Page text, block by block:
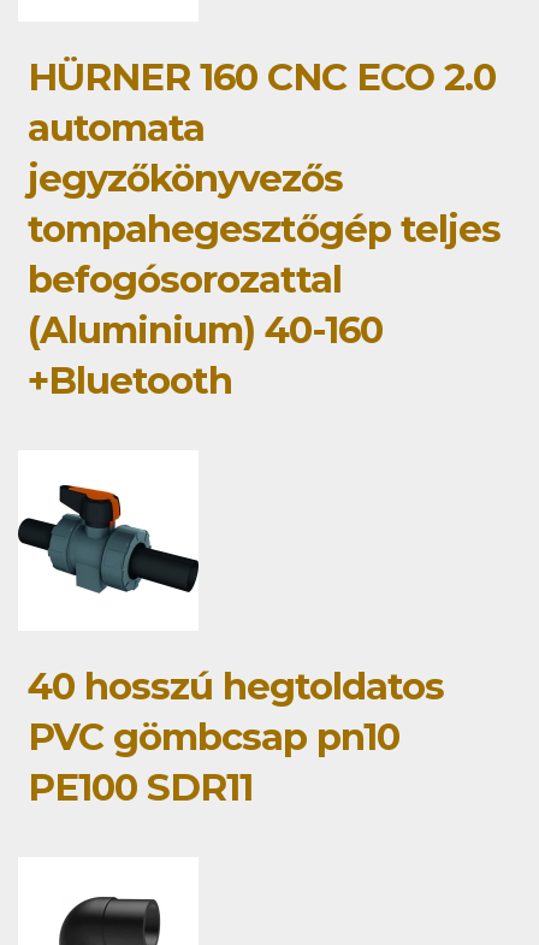
HÜRNER 160 CNC ECO 2.0
automata
jegyzőkönyvezős
tompahegesztőgép teljes
befogósorozattal
(Aluminium) 40-160
+Bluetooth
40 hosszú hegtoldatos
PVC gömbcsap pn10
PE100 SDR11